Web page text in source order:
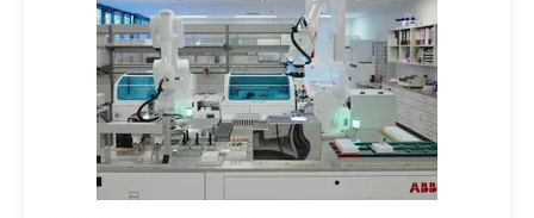
widerrufen. Zudem ist in jeder E-Mail ein Link zur
Abbestellung des entsprechenden Newsletters
enthalten.